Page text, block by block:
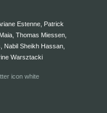
Estenne, Patrick
Thomas Miessen,
Nabil Sheikh Hassan,
Warsztacki